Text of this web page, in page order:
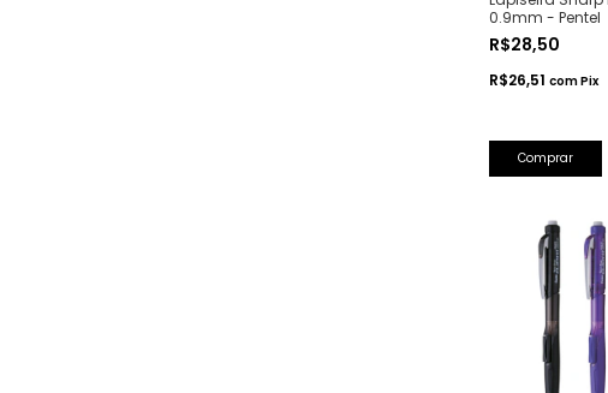
0.9mm - Pentel
R$28,50
R$26,51 comPix
Comprar